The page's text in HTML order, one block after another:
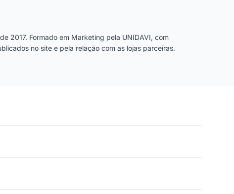
2017. Formado em Marketing pela UNIDAVI, com
no site e pela relação com as lojas parceiras.